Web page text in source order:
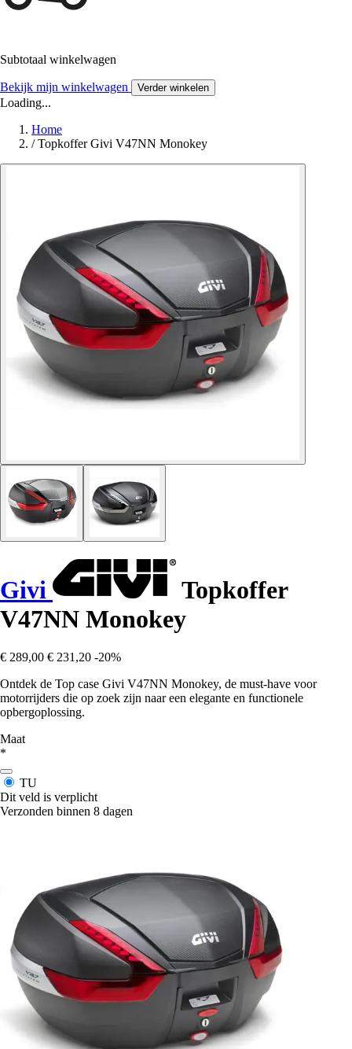
Subtotaal winkelwagen
Bekijk mijn winkelwagen Verder winkelen
Loading...
Home
/ Topkoffer Givi V47NN Monokey
Givi
Topkoffer
V47NN Monokey
€ 289,00 € 231,20 -20%
Ontdek de Top case Givi V47NN Monokey, de must-have voor
motorrijders die op zoek zijn naar een elegante en functionele
opbergoplossing.
Maat
*
TU
Dit veld is verplicht
Verzonden binnen 8 dagen